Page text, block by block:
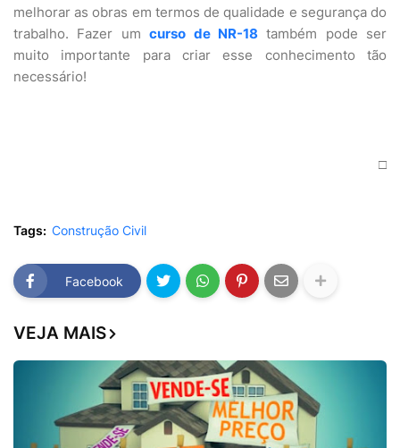
melhorar as obras em termos de qualidade e segurança do
trabalho. Fazer umcurso de NR-18também pode ser
muito importante para criar esse conhecimento tão
necessário!
□
Tags: Construção Civil
Facebook
VEJA MAIS